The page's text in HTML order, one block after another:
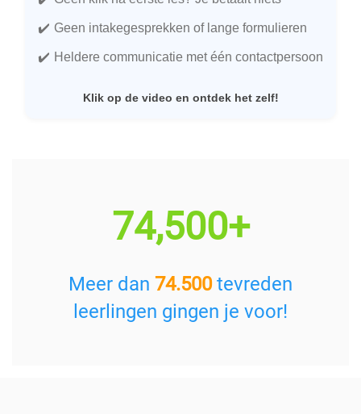
Geen intakegesprekken of lange formulieren
Heldere communicatie met één contactpersoon
Klik op de video en ontdek het zelf!
74,500+
Meer dan 74.500tevreden
leerlingen gingen je voor!